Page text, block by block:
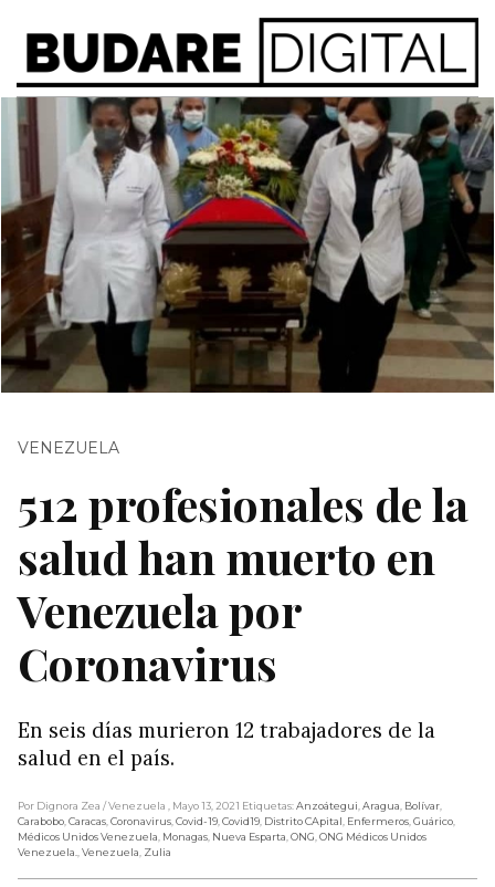
VENEZUELA
512 profesionales de la
salud han muerto en
Venezuela por
Coronavirus
En seis días murieron 12 trabajadores de la
salud en el país.
Por Dignora Zea / Venezuela , Mayo 13, 2021 Etiquetas:Anzoátegui,Aragua, Bolívar,
Carabobo,Caracas,Coronavirus,Covid-19,Covid19, Distrito CApital, Enfermeros,Guárico,
Médicos Unidos Venezuela, Monagas, Nueva Esparta,ONG,ONG Médicos Unidos
Venezuela.,Venezuela, Zulia